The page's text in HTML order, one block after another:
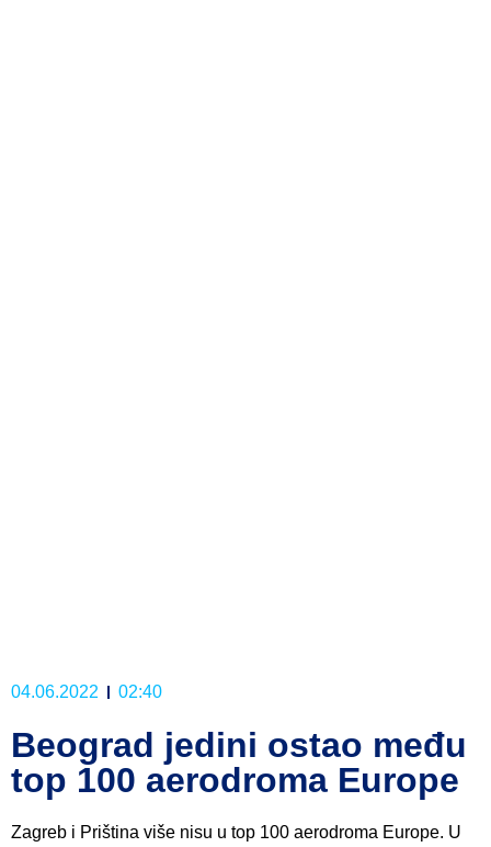
04.06.2022 02:40
Beograd jedini ostao među
top 100 aerodroma Europe
Zagreb i Priština više nisu u top 100 aerodroma Europe. U